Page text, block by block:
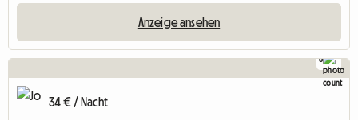
Anzeige ansehen
8
34 € / Nacht